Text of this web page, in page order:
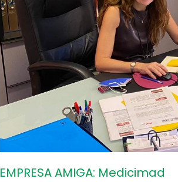
EMPRESA AMIGA: Medicimad